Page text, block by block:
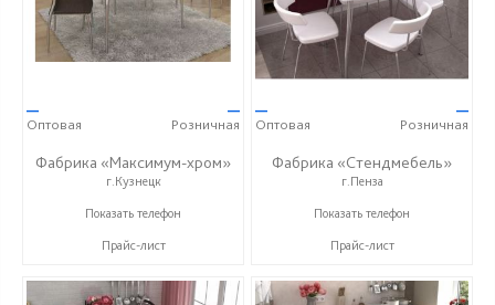
—
Оптовая
—
Розничная
Фабрика «Максимум-хром»
г.Кузнецк
+7 (927) 369-99-90
Показать телефон
Прайс-лист
—
Оптовая
—
Розничная
Фабрика «Стендмебель»
г.Пенза
+7 (8412) 99-02-52
Показать телефон
Прайс-лист